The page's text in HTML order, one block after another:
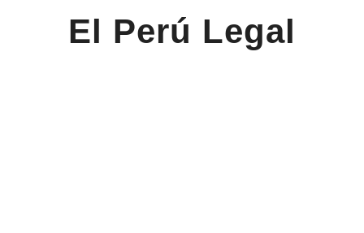
El Perú Legal